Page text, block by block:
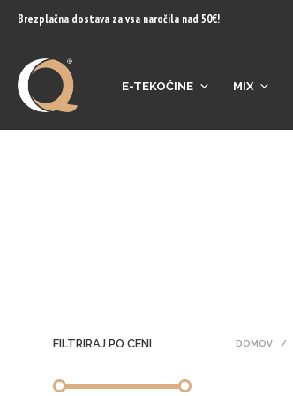
content
Brezplačna dostava za vsa naročila nad 50€!
E-TEKOČINE MIX
FILTRIRAJ PO CENI DOMOV /